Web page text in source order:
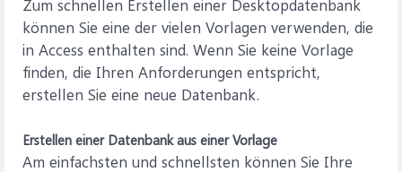
Zum schnellen Erstellen einer Desktopdatenbank
können Sie eine der vielen Vorlagen verwenden, die
in Access enthalten sind. Wenn Sie keine Vorlage
finden, die Ihren Anforderungen entspricht,
erstellen Sie eine neue Datenbank.
Erstellen einer Datenbank aus einer Vorlage
Am einfachsten und schnellsten können Sie Ihre